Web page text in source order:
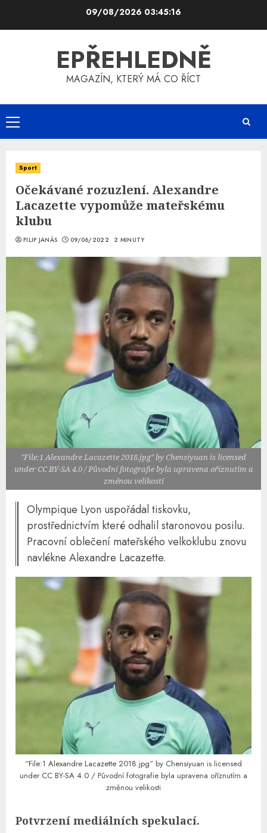
09/08/2026 03:45:16
EPŘEHLEDNĚ
MAGAZÍN, KTERÝ MÁ CO ŘÍCT
Primary
Menu
Sport
Očekávané rozuzlení. Alexandre
Lacazette vypomůže mateřskému
klubu
FILIP JANÁS 09/06/2022 2 MINUTY
"File:1 Alexandre Lacazette 2018.jpg" by Chensiyuan is licensed
under CC BY-SA 4.0 / Původní fotografie byla upravena oříznutím a
změnou velikosti
Olympique Lyon uspořádal tiskovku,
prostřednictvím které odhalil staronovou posilu.
Pracovní oblečení mateřského velkoklubu znovu
navlékne Alexandre Lacazette.
“File:1 Alexandre Lacazette 2018.jpg” by Chensiyuan is licensed
under CC BY-SA 4.0 / Původní fotografie byla upravena oříznutím a
změnou velikosti
Potvrzení mediálních spekulací.